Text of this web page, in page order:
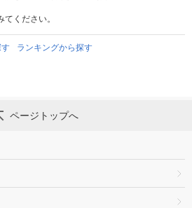
ください。
ランキングから探す
ページトップへ